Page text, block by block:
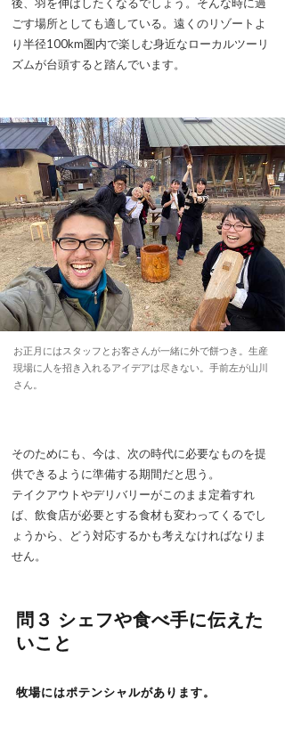
後、羽を伸ばしたくなるでしょう。そんな時に過
ごす場所としても適している。遠くのリゾートよ
り半径100km圏内で楽しむ身近なローカルツーリ
ズムが台頭すると踏んでいます。
お正月にはスタッフとお客さんが一緒に外で餅つき。生産
現場に人を招き入れるアイデアは尽きない。手前左が山川
さん。
そのためにも、今は、次の時代に必要なものを提
供できるように準備する期間だと思う。
テイクアウトやデリバリーがこのまま定着すれ
ば、飲食店が必要とする食材も変わってくるでし
ょうから、どう対応するかも考えなければなりま
せん。
問３ シェフや食べ手に伝えた
いこと
牧場にはポテンシャルがあります。